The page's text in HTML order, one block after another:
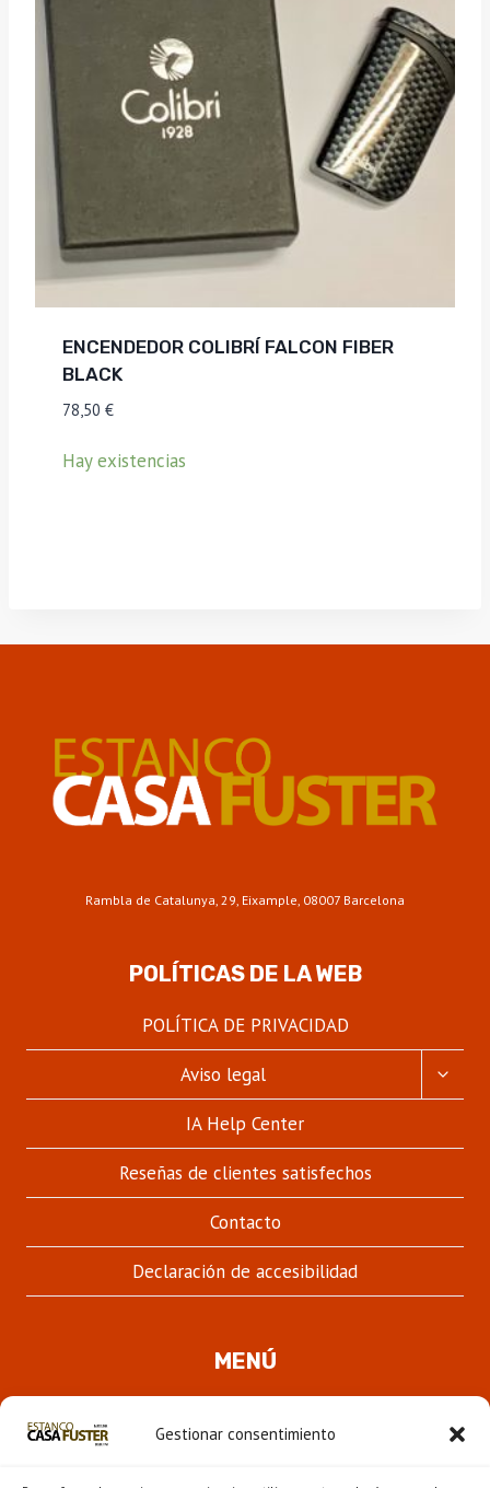
Gestionar consentimiento
ENCENDEDOR COLIBRÍ FALCON FIBER
BLACK
78,50 €
Hay existencias
Rambla de Catalunya, 29, Eixample, 08007 Barcelona
POLÍTICAS DE LA WEB
POLÍTICA DE PRIVACIDAD
Aviso legal
IA Help Center
Reseñas de clientes satisfechos
Contacto
Declaración de accesibilidad
MENÚ